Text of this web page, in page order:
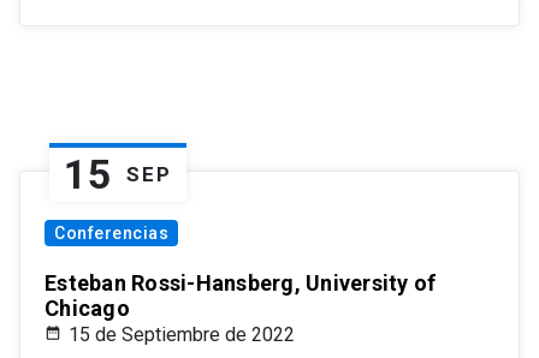
15 SEP
Conferencias
Esteban Rossi-Hansberg, University of
Chicago
15 de Septiembre de 2022